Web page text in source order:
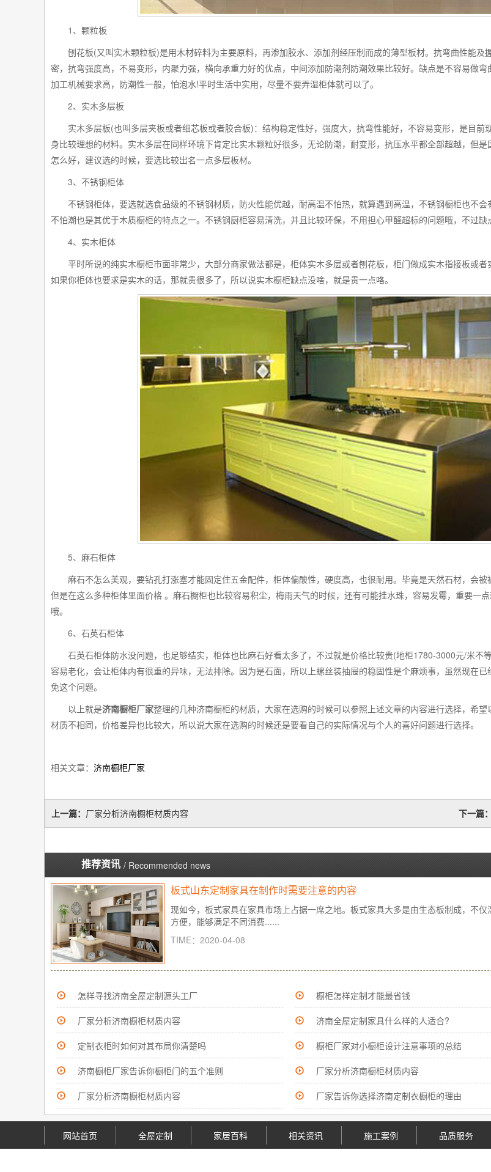
1 、颗粒板
刨花板( 又叫实木颗粒板)是用木材碎料为主要原料，再渗加胶水、添加剂经压制而成的薄型板材。抗弯曲性能及
密，抗弯强度高，不易变形，内聚力强，横向承重力好的优点，中间添加防潮剂防潮效果比较好。缺点是不容易做
加工机械要求高，防潮性一般，怕泡水!平时生活中实用，尽量不要弄湿柜体就可以了。
2、实木多层板
实木多层板(也叫多层夹板或者细芯板或者胶合板) ：结构稳定性好，强度大，抗弯性能好，不容易变形，是目前
身比较理想的材料。实木多层在同样环境下肯定比实木颗粒好很多，无论防潮，耐变形，抗压水平都全部超越，但
怎么好，建议选的时候，要选比较出名一点多层板材。
3、不锈钢柜体
不锈钢柜体，要选就选食品级的不锈钢材质，防火性能优越，耐高温不怕热，就算遇到高温，不锈钢橱柜也不
不怕潮也是其优于木质橱柜的特点之一。不锈钢厨柜容易清洗，并且比较环保，不用担心甲醛超标的问题哦，不过缺
4、实木柜体
平时所说的纯实木橱柜市面非常少，大部分商家做法都是，柜体实木多层或者刨花板，柜门做成实木指接板或者
如果你柜体也要求是实木的话，那就贵很多了，所以说实木橱柜缺点没啥，就是贵一点咯。
5、麻石柜体
麻石不怎么美观，要钻孔打涨塞才能固定住五金配件，柜体偏酸性，硬度高，也很耐用。毕竟是天然石材，会被
但是在这么多种柜体里面价格 。麻石橱柜也比较容易积尘，梅雨天气的时候，还有可能挂水珠，容易发霉，重要一
哦。
6、石英石柜体
石英石柜体防水没问题，也足够结实，柜体也比麻石好看太多了，不过就是价格比较贵(地柜1780-3000元/米不
容易老化，会让柜体内有很重的异味，无法排除。因为是石面，所以上螺丝装抽屉的稳固性是个麻烦事，虽然现在
免这个问题。
以上就是济南橱柜厂家整理的几种济南橱柜的材质，大家在选购的时候可以参照上述文章的内容进行选择，希望
材质不相同，价格差异也比较大，所以说大家在选购的时候还是要看自己的实际情况与个人的喜好问题进行选择。
相关文章： 济南橱柜厂家
上一篇： 厂家分析济南橱柜材质内容 下一篇：
推荐资讯 / Recommended news
板式山东定制家具在制作时需要注意的内容
现如今，板式家具在家具市场上占据一席之地。板式家具大多是由生态板制成，不
方便，能够满足不同消费......
TIME：2020-04-08
怎样寻找济南全屋定制源头工厂 橱柜怎样定制才能最省钱
厂家分析济南橱柜材质内容 济南全屋定制家具什么样的人适合?
定制衣柜时如何对其布局你清楚吗 橱柜厂家对小橱柜设计注意事项的总结
济南橱柜厂家告诉你橱柜门的五个准则 厂家分析济南橱柜材质内容
厂家分析济南橱柜材质内容 厂家告诉你选择济南定制衣橱柜的理由
网站首页 全屋定制 家居百科 相关资讯 施工案例 品质服务